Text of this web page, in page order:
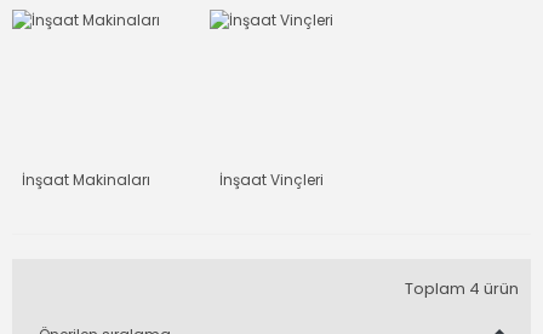
İnşaat Makinaları İnşaat Vinçleri
Toplam 4 ürün